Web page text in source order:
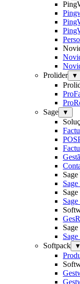
Prolider
▼
Sage
▼
Softpack
▼